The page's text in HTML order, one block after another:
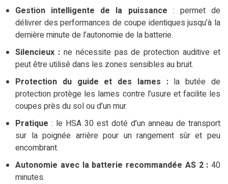
Gestion intelligente de la puissance : permet de
délivrer des performances de coupe identiques jusqu’à la
dernière minute de l’autonomie de la batterie.
Silencieux :ne nécessite pas de protection auditive et
peut être utilisé dans les zones sensibles au bruit.
Protection du guide et des lames :la butée de
protection protège les lames contre l’usure et facilite les
coupes près du sol ou d’un mur.
Pratique : le HSA 30 est doté d’un anneau de transport
sur la poignée arrière pour un rangement sûr et peu
encombrant.
Autonomie avec la batterie recommandée AS 2: 40
minutes.